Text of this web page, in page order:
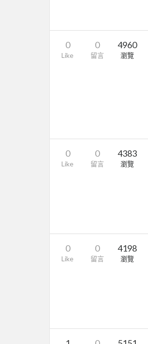
0
Like
0
留言
4960
瀏覽
0
Like
0
留言
4383
瀏覽
0
Like
0
留言
4198
瀏覽